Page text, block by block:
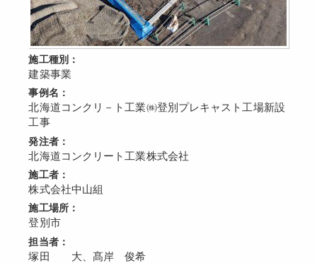
施工種別：
建築事業
事例名：
北海道コンクリ－ト工業㈱登別プレキャスト工場新設
工事
発注者：
北海道コンクリート工業株式会社
施工者：
株式会社中山組
施工場所：
登別市
担当者：
塚田 大、髙岸 俊希